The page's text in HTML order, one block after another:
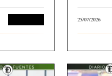
25/07/2026